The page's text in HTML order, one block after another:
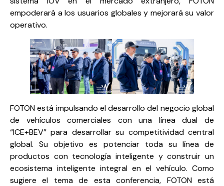
empoderará a los usuarios globales y mejorará su valor
operativo.
FOTON está impulsando el desarrollo del negocio global
de vehículos comerciales con una línea dual de
“ICE+BEV” para desarrollar su competitividad central
global. Su objetivo es potenciar toda su línea de
productos con tecnología inteligente y construir un
ecosistema inteligente integral en el vehículo. Como
sugiere el tema de esta conferencia, FOTON está